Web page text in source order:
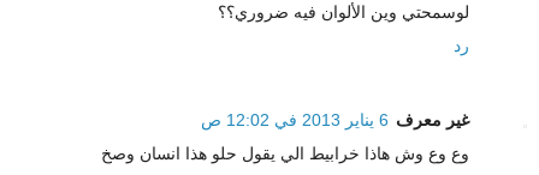
لوسمحتي وين الألوان فيه ضروري؟؟
رد
غير معرف 6 يناير 2013 في 12:02 ص
وع وع وش هاذا خرابيط الي يقول حلو هذا انسان وصخ